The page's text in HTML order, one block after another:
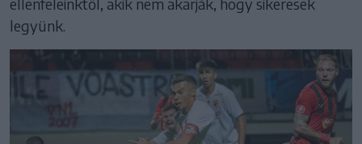
ellenfeleinktől, akik nem akarják, hogy sikeresek
legyünk.